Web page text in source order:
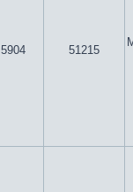
5904 51215